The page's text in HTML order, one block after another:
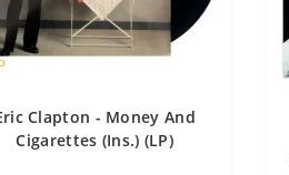
Clapton - Money And
Cigarettes (Ins.) (LP)